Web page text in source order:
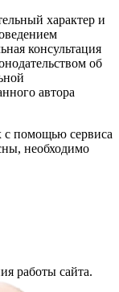
характер и
консультация
об
автора
с помощью сервиса
необходимо
работы сайта.